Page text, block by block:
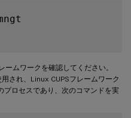
ームワークを確認してください。
され、Linux CUPSフレームワーク
プロセスであり、次のコマンドを実